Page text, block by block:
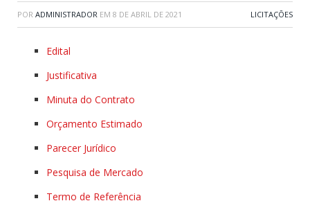
POR ADMINISTRADOR EM 8 DE ABRIL DE 2021 LICITAÇÕES
Edital
Justificativa
Minuta do Contrato
Orçamento Estimado
Parecer Jurídico
Pesquisa de Mercado
Termo de Referência